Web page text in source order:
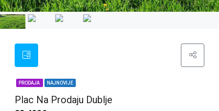
PRODAJA NAJNOVIJE
Plac Na Prodaju Dublje